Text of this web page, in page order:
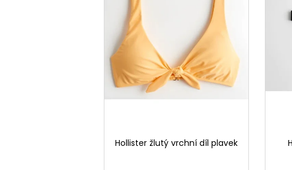
kd
u
Hollister žlutý vrchní díl plavek